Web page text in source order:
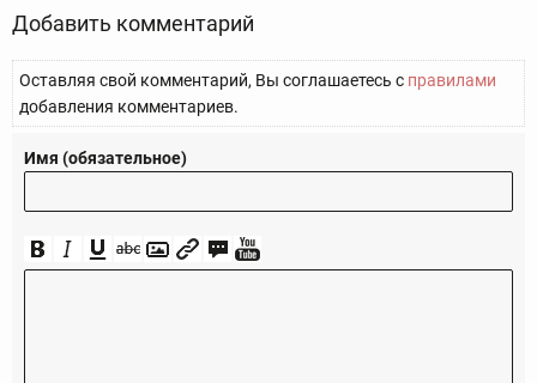
Добавить комментарий
Оставляя свой комментарий, Вы соглашаетесь с правилами
добавления комментариев.
Имя (обязательное)